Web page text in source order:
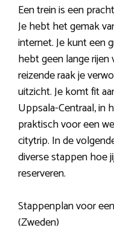
Een trein is een
Je hebt het gemak
internet. Je kunt een
hebt geen lange
reizende raak je
uitzicht. Je komt fit
Uppsala-Centraal, in
praktisch voor een
citytrip. In de
diverse stappen hoe
reserveren.
Stappenplan voor
(Zweden)